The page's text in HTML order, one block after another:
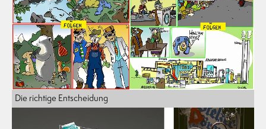
Die richtige Entscheidung